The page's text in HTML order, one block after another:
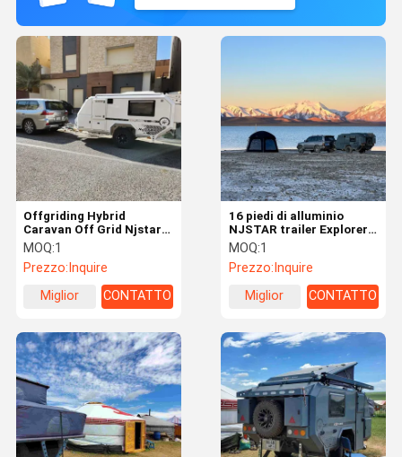
16 piedi di alluminio
NJSTAR trailer Explorer
Overland Pop Up Off Grid
Camping trailer
MOQ:1
Prezzo: Inquire
Miglior
CONTATTO
Offgriding Hybrid
Caravan Off Grid Njstar
Explore Trailer Piccole
Camper Pop Up
MOQ:1
Prezzo: Inquire
Miglior
CONTATTO